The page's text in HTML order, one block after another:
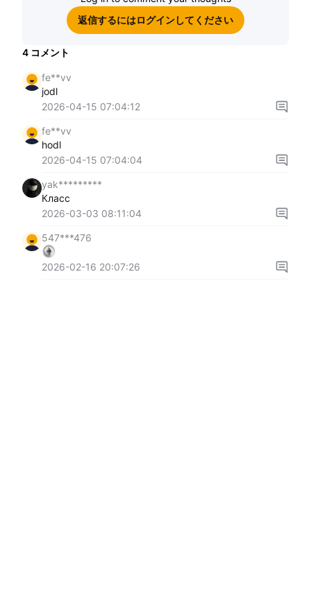
返信するにはログインしてください
4 コメント
fe**vv
jodl
2026-04-15 07:04:12
fe**vv
hodl
2026-04-15 07:04:04
yak*********
Класс
2026-03-03 08:11:04
547***476
2026-02-16 20:07:26